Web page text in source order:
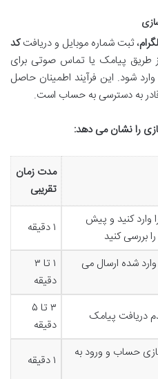
، ثبت شماره موبایل و دریافتکد
طریق پیامک یا تماس صوتی برای
شود. این فرآیند اطمینان حاصل
به دسترسی به حساب است.
را نشان می دهد:
مدت زمان
تقریبی
وارد کنید و پیش
بررسی کنید
۱ دقیقه
شده ارسال می
۱ تا ۳
دقیقه
دریافت پیامک
۳ تا ۵
دقیقه
حساب و ورود به
۱ دقیقه